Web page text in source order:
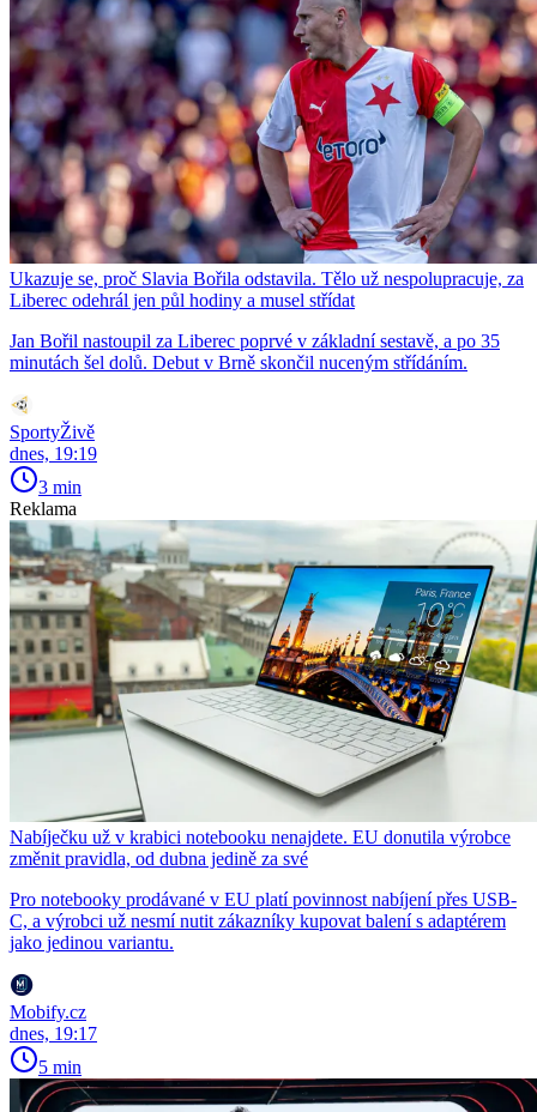
Ukazuje se, proč Slavia Bořila odstavila. Tělo už nespolupracuje, za
Liberec odehrál jen půl hodiny a musel střídat
Jan Bořil nastoupil za Liberec poprvé v základní sestavě, a po 35
minutách šel dolů. Debut v Brně skončil nuceným střídáním.
SportyŽivě
dnes, 19:19
3 min
Reklama
Nabíječku už v krabici notebooku nenajdete. EU donutila výrobce
změnit pravidla, od dubna jedině za své
Pro notebooky prodávané v EU platí povinnost nabíjení přes USB-
C, a výrobci už nesmí nutit zákazníky kupovat balení s adaptérem
jako jedinou variantu.
Mobify.cz
dnes, 19:17
5 min